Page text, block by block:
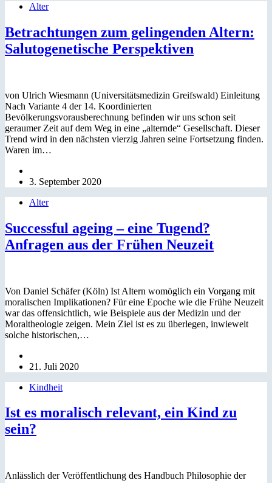
Alter
Betrachtungen zum gelingenden Altern:
Salutogenetische Perspektiven
von Ulrich Wiesmann (Universitätsmedizin Greifswald) Einleitung
Nach Variante 4 der 14. Koordinierten
Bevölkerungsvorausberechnung befinden wir uns schon seit
geraumer Zeit auf dem Weg in eine „alternde“ Gesellschaft. Dieser
Trend wird in den nächsten vierzig Jahren seine Fortsetzung finden.
Waren im…
3. September 2020
Alter
Successful ageing – eine Tugend?
Anfragen aus der Frühen Neuzeit
Von Daniel Schäfer (Köln) Ist Altern womöglich ein Vorgang mit
moralischen Implikationen? Für eine Epoche wie die Frühe Neuzeit
war das offensichtlich, wie Beispiele aus der Medizin und der
Moraltheologie zeigen. Mein Ziel ist es zu überlegen, inwieweit
solche historischen,…
21. Juli 2020
Kindheit
Ist es moralisch relevant, ein Kind zu
sein?
Anlässlich der Veröffentlichung des Handbuch Philosophie der